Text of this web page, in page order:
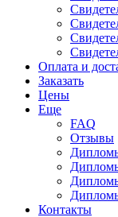
Оплата и
Заказать
Цены
Еще
FAQ
Отзывы
Контакты